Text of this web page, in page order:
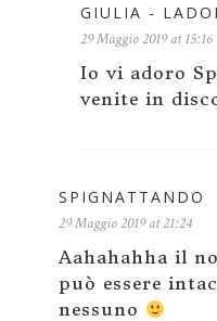
GIULIA -
29 Maggio 2019 at 15:16
Io vi adoro
venite in
SPIGNATTANDO
29 Maggio 2019 at 21:24
Aahahahha il
può essere
nessuno